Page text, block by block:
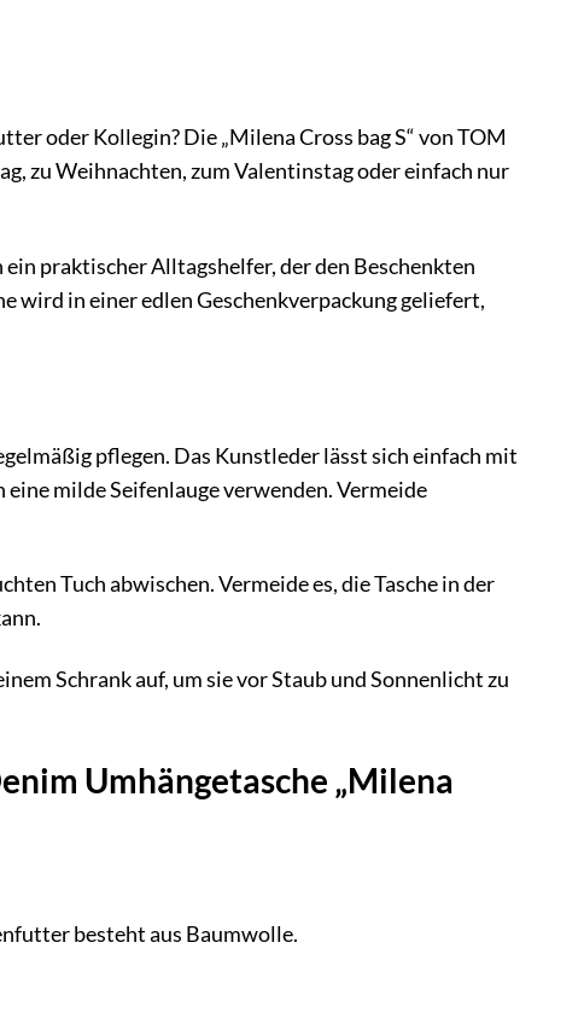
oder Kollegin? Die „Milena Cross bag S“ von TOM
zu Weihnachten, zum Valentinstag oder einfach nur
ein praktischer Alltagshelfer, der den Beschenkten
wird in einer edlen Geschenkverpackung geliefert,
pflegen. Das Kunstleder lässt sich einfach mit
milde Seifenlauge verwenden. Vermeide
Tuch abwischen. Vermeide es, die Tasche in der
Schrank auf, um sie vor Staub und Sonnenlicht zu
Umhängetasche „Milena
besteht aus Baumwolle.